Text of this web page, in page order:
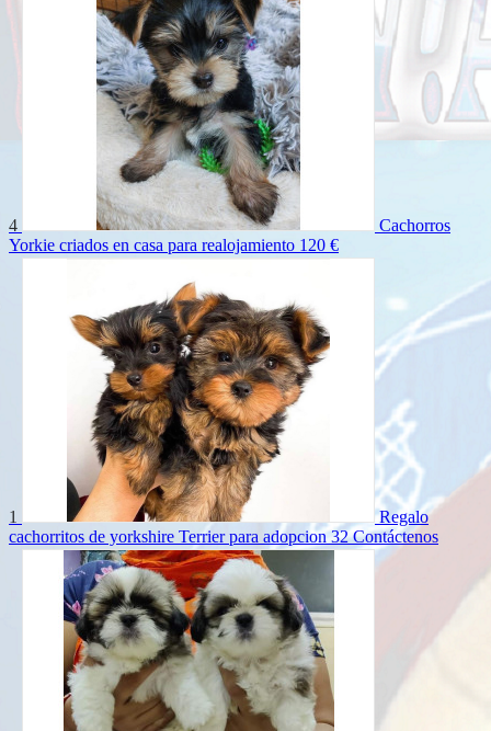
4
Cachorros
Yorkie criados en casa para realojamiento 120 €
1
Regalo
cachorritos de yorkshire Terrier para adopcion 32 Contáctenos